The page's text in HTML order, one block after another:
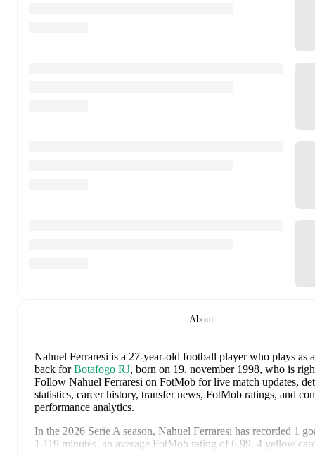
About
Nahuel Ferraresi is a 27-year-old football player who plays as
back forBotafogo RJ, born on 19. november 1998, who is
Follow Nahuel Ferraresi on FotMob for live match updates,
statistics, career history, transfer news, FotMob ratings, and
performance analytics.
In the 2026 Serie A season, Nahuel Ferraresi has recorded 1
1 119 minutes, an average FotMob rating of 6.99, 4 yellow